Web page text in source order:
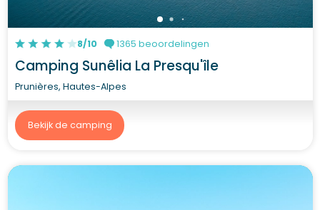
8/10 1365 beoordelingen
Camping Sunêlia La Presqu'île
Prunières, Hautes-Alpes
Bekijk de camping